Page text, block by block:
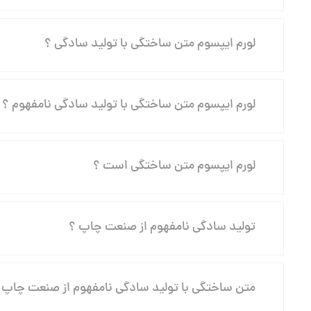
لورم ایپسوم متن ساختگی با تولید سادگی ؟
لورم ایپسوم متن ساختگی با تولید سادگی نامفهوم ؟
لورم ایپسوم متن ساختگی است ؟
تولید سادگی نامفهوم از صنعت چاپ ؟
متن ساختگی با تولید سادگی نامفهوم از صنعت